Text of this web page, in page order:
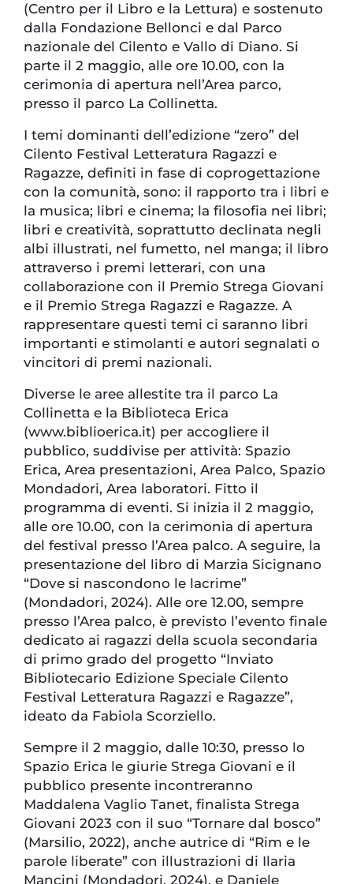
(Centro per il Libro e la Lettura) e sostenuto
dalla Fondazione Bellonci e dal Parco
nazionale del Cilento e Vallo di Diano. Si
parte il 2 maggio, alle ore 10.00, con la
cerimonia di apertura nell’Area parco,
presso il parco La Collinetta.
I temi dominanti dell’edizione “zero” del
Cilento Festival Letteratura Ragazzi e
Ragazze, definiti in fase di coprogettazione
con la comunità, sono: il rapporto tra i libri e
la musica; libri e cinema; la filosofia nei libri;
libri e creatività, soprattutto declinata negli
albi illustrati, nel fumetto, nel manga; il libro
attraverso i premi letterari, con una
collaborazione con il Premio Strega Giovani
e il Premio Strega Ragazzi e Ragazze. A
rappresentare questi temi ci saranno libri
importanti e stimolanti e autori segnalati o
vincitori di premi nazionali.
Diverse le aree allestite tra il parco La
Collinetta e la Biblioteca Erica
(www.biblioerica.it) per accogliere il
pubblico, suddivise per attività: Spazio
Erica, Area presentazioni, Area Palco, Spazio
Mondadori, Area laboratori. Fitto il
programma di eventi. Si inizia il 2 maggio,
alle ore 10.00, con la cerimonia di apertura
del festival presso l’Area palco. A seguire, la
presentazione del libro di Marzia Sicignano
“Dove si nascondono le lacrime”
(Mondadori, 2024). Alle ore 12.00, sempre
presso l’Area palco, è previsto l’evento finale
dedicato ai ragazzi della scuola secondaria
di primo grado del progetto “Inviato
Bibliotecario Edizione Speciale Cilento
Festival Letteratura Ragazzi e Ragazze”,
ideato da Fabiola Scorziello.
Sempre il 2 maggio, dalle 10:30, presso lo
Spazio Erica le giurie Strega Giovani e il
pubblico presente incontreranno
Maddalena Vaglio Tanet, finalista Strega
Giovani 2023 con il suo “Tornare dal bosco”
(Marsilio, 2022), anche autrice di “Rim e le
parole liberate” con illustrazioni di Ilaria
Mancini (Mondadori, 2024), e Daniele